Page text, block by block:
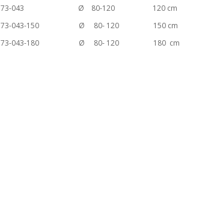
73-043
Ø 80-120 120 cm
73-043-150 Ø 80- 120 150 cm
73-043-180 Ø 80- 120 180 cm